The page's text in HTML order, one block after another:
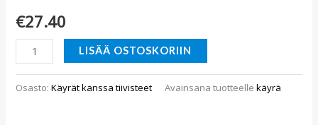
€27.40
LISÄÄ OSTOSKORIIN
Osasto:Käyrät kanssa tiivisteet Avainsana tuotteellekäyrä